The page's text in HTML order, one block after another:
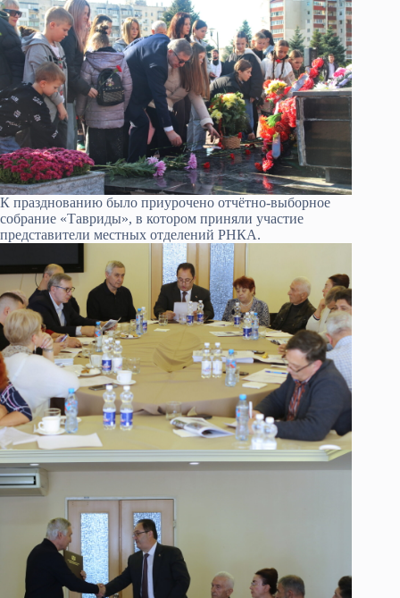
К празднованию было приурочено отчётно-выборное
собрание «Тавриды», в котором приняли участие
представители местных отделений РНКА.